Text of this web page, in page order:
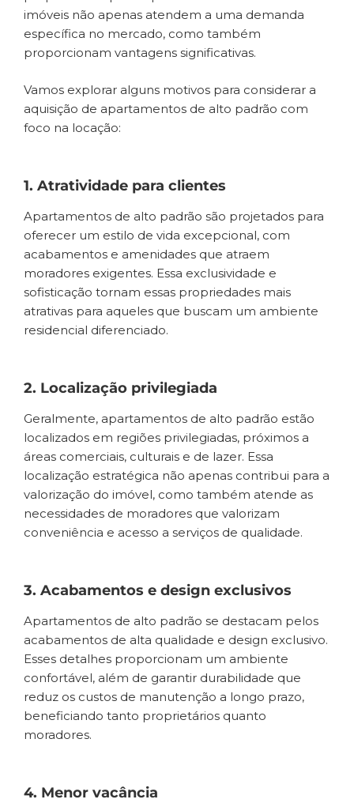
imóveis não apenas atendem a uma demanda
específica no mercado, como também
proporcionam vantagens significativas.
Vamos explorar alguns motivos para considerar a
aquisição de apartamentos de alto padrão com
foco na locação:
1. Atratividade para clientes
Apartamentos de alto padrão são projetados para
oferecer um estilo de vida excepcional, com
acabamentos e amenidades que atraem
moradores exigentes. Essa exclusividade e
sofisticação tornam essas propriedades mais
atrativas para aqueles que buscam um ambiente
residencial diferenciado.
2. Localização privilegiada
Geralmente, apartamentos de alto padrão estão
localizados em regiões privilegiadas, próximos a
áreas comerciais, culturais e de lazer. Essa
localização estratégica não apenas contribui para a
valorização do imóvel, como também atende as
necessidades de moradores que valorizam
conveniência e acesso a serviços de qualidade.
3. Acabamentos e design exclusivos
Apartamentos de alto padrão se destacam pelos
acabamentos de alta qualidade e design exclusivo.
Esses detalhes proporcionam um ambiente
confortável, além de garantir durabilidade que
reduz os custos de manutenção a longo prazo,
beneficiando tanto proprietários quanto
moradores.
4. Menor vacância